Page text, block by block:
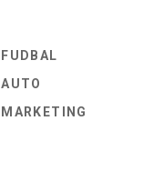
FUDBAL
AUTO
MARKETING